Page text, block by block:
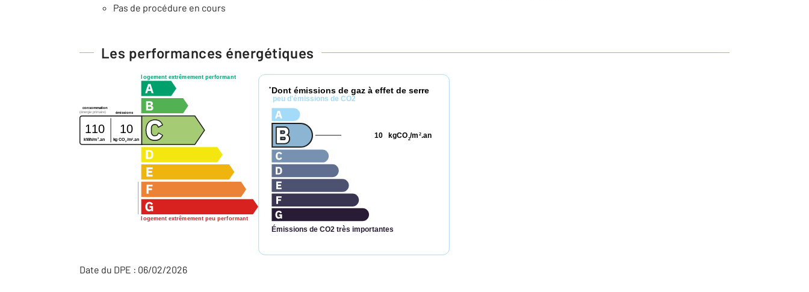
Pas de procédure en cours
Les performances énergétiques
logement extrêmement performant
logement extrêmement peu performant
consommation
émissions
(énergie primaire)
110 10
kWh/m 2 .an kg CO2/m2 .an
* Dont émissions de gaz à effet de serre
peu d'émissions de CO2
Émissions de CO2 très importantes
kgCO2/m 2.an
10
Date du DPE : 06/02/2026